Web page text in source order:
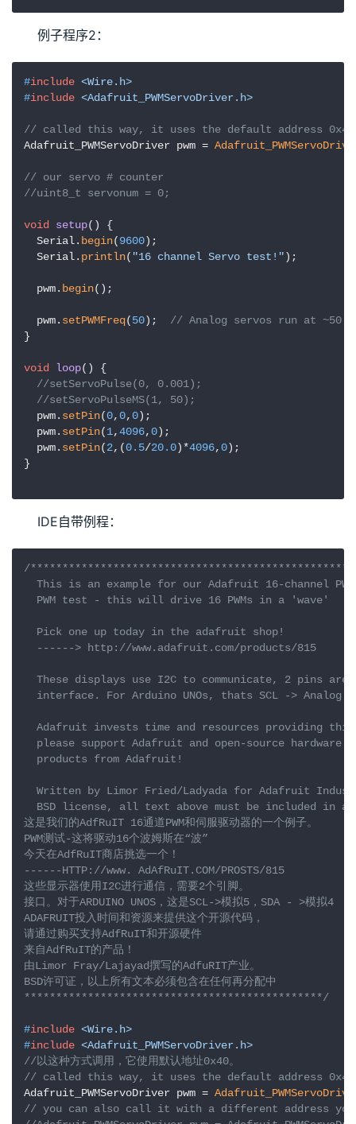
例子程序2：
#include <Wire.h>
#include <Adafruit_PWMServoDriver.h>
// called this way, it uses the default address 0x40
Adafruit_PWMServoDriver pwm =
// our servo # counter
//uint8_t servonum = 0;
void setup()
{
  Serial.
begin(9600);
  Serial.
println( "16 channel Servo test!");
  pwm.
begin();
  pwm.
setPWMFreq(50); // Analog servos run at ~50 Hz
}
void loop()
{
//setServoPulse(0, 0.001);
//setServoPulseMS(1, 50);
  pwm.
setPin(0,0,0);
  pwm.
setPin(1,4096,0);
  pwm.
setPin(2,(0.5/20.0)*4096,0);
}
IDE自带例程：
/
This is an example for our Adafruit 16-channel
  PWM test - this will drive 16 PWMs in a 'wave'
  Pick one up today in the adafruit shop!
  ------> http://www.adafruit.com/products/815
These displays use I2C to communicate, 2 pins
interface. For Arduino UNOs, thats SCL -> Analog
Adafruit invests time and resources providing
please support Adafruit and open-source hardware
  products from Adafruit!
Written by Limor Fried/Ladyada for Adafruit
BSD license, all text above must be included in
这是我们的AdfRuIT 16通道PWM和伺服驱动器的一个例子。
PWM测试-这将驱动16个波姆斯在“波”
今天在AdfRuIT商店挑选一个！
------HTTP://www. AdAfRuIT.COM/PROSTS/815
这些显示器使用I2C进行通信，需要2个引脚。
接口。对于ARDUINO UNOS，这是SCL->模拟5，SDA - >模拟4
ADAFRUIT投入时间和资源来提供这个开源代码，
请通过购买支持AdfRuIT和开源硬件
来自AdfRuIT的产品！
由Limor Fray/Lajayad撰写的AdfuRIT产业。
BSD许可证，以上所有文本必须包含在任何再分配中
***********************************************/
#include <Wire.h>
#include <Adafruit_PWMServoDriver.h>
//以这种方式调用，它使用默认地址0x40。
// called this way, it uses the default address 0x40
Adafruit_PWMServoDriver pwm =
// you can also call it with a different address you